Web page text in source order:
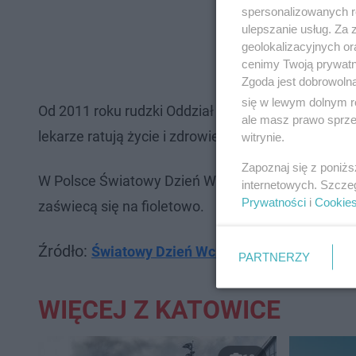
Od 2011 roku rudzki Oddział Neonatologiczny
lekarze ratują życie i zdrowie najciężej chorych
W Polsce Światowy Dzień Wcześniaka
zaświecą się na fioletowo.
Źródło: Światowy Dzień Wcześniaka w Rudzie
WIĘCEJ Z KATOWICE
spersonalizowanych
ulepszanie usług.
geolokalizacyjnych
cenimy Twoją
Zgoda jest
się w lewym dolnym
ale masz prawo
witrynie.
Zapoznaj się z
internetowych.
Prywatności i
PARTNERZY